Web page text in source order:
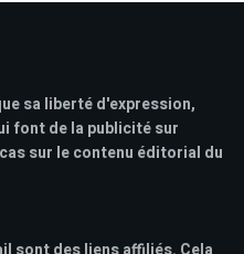
sa liberté d'expression,
font de la publicité sur
sur le contenu éditorial du